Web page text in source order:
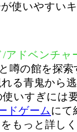
使いやすい
アドベンチャ
噂の館を探
る青鬼から
いすぎには
ドゲームにて
もっと詳し